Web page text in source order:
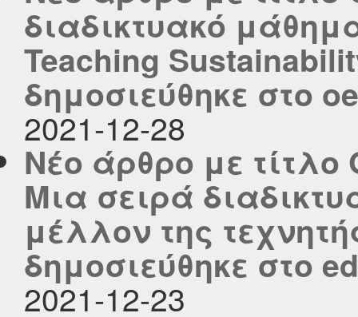
διαδικτυακό
Teaching
δημοσιεύθηκε στο
2021-12-28
Νέο άρθρο με τίτλο
Μια σειρά
μέλλον της
δημοσιεύθηκε στο
2021-12-23